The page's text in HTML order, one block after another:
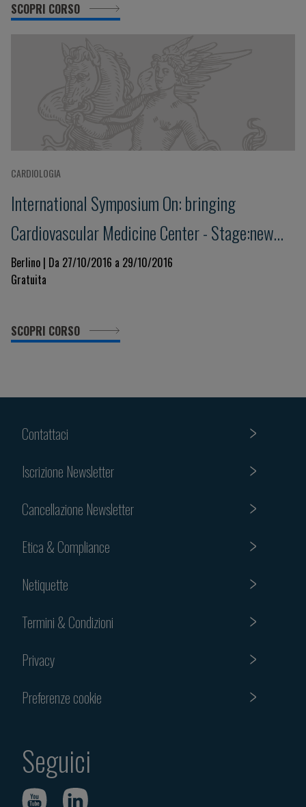
SCOPRI CORSO
CARDIOLOGIA
International Symposium On: bringing
Cardiovascular Medicine Center - Stage:new
Trends Today And Tomorrow
Berlino | Da 27/10/2016 a 29/10/2016
Gratuita
SCOPRI CORSO
Contattaci
Iscrizione Newsletter
Cancellazione Newsletter
Etica & Compliance
Netiquette
Termini & Condizioni
Privacy
Preferenze cookie
Seguici